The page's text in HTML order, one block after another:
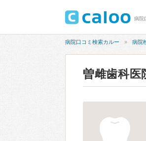
病院
病院口コミ検索カルー 病院
曽雌歯科医